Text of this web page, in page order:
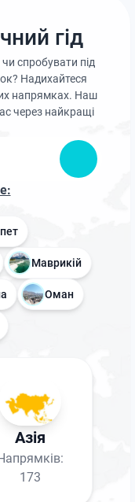
гід
спробувати під
Надихайтеся
напрямках. Наш
через найкращі
Маврикій
Оман
Азія
173